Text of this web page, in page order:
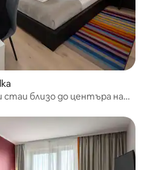
стаи близо до центъра на